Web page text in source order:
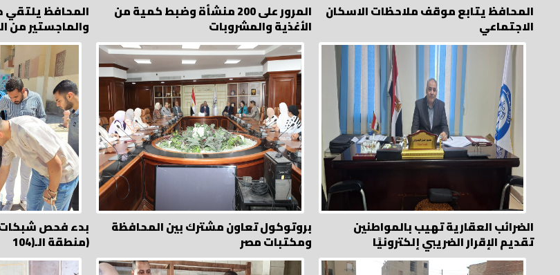
المحافظ يتابع موقف ملاحظات الاسكان
الاجتماعي
المرور على 200 منشأة وضبط كمية من
الأغذية والمشروبات
المحافظ يلتقي
والماجستير من
الضرائب العقارية تهيب بالمواطنين
تقديم الإقرار الضريبي إلكترونيًا
بروتوكول تعاون مشترك بين المحافظة
ومكتبات مصر
بدء فحص شبكات
منطقة الـ(104)